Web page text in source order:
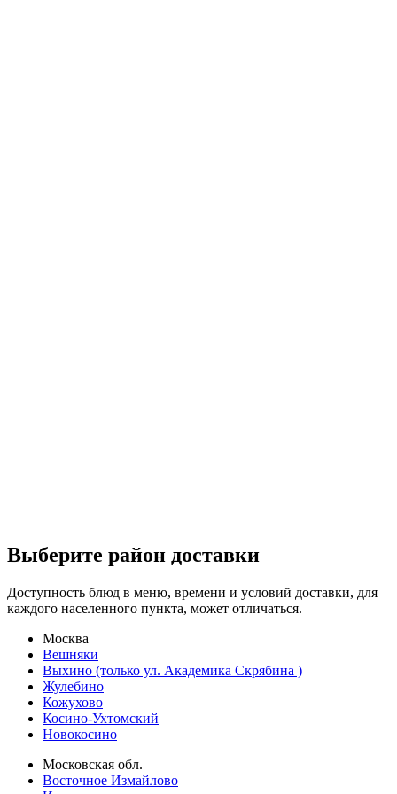
Выберите район доставки
Доступность блюд в меню, времени и условий доставки, для
каждого населенного пункта, может отличаться.
Москва
Вешняки
Выхино (только ул. Академика Скрябина )
Жулебино
Кожухово
Косино-Ухтомский
Новокосино
Московская обл.
Восточное Измайлово